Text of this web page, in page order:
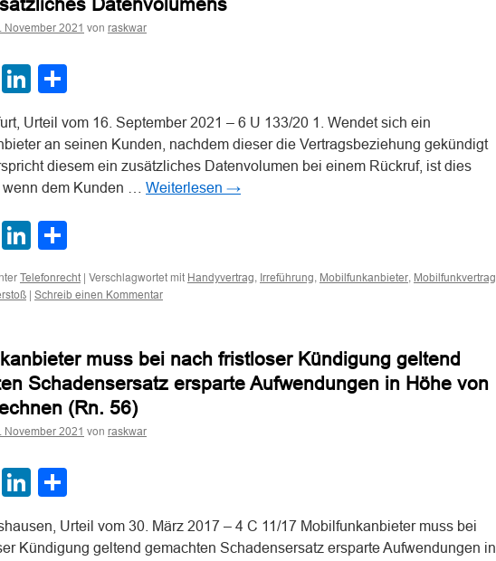
November 2021 von raskwar
WhatsApp
LinkedIn
Urteil vom 16. September 2021 – 6 U 133/20 1. Wendet sich ein
an seinen Kunden, nachdem dieser die Vertragsbeziehung gekündigt
diesem ein zusätzliches Datenvolumen bei einem Rückruf, ist dies
wenn dem Kunden … Weiterlesen →
WhatsApp
LinkedIn
Telefonrecht | Verschlagwortet mit Handyvertrag, Irreführung, Mobilfunkanbieter, Mobilfunkvertrag
| Schreib einen Kommentar
muss bei nach fristloser Kündigung geltend
Schadensersatz ersparte Aufwendungen in Höhe von
(Rn. 56)
November 2021 von raskwar
WhatsApp
LinkedIn
Urteil vom 30. März 2017 – 4 C 11/17 Mobilfunkanbieter muss bei
Kündigung geltend gemachten Schadensersatz ersparte Aufwendungen in